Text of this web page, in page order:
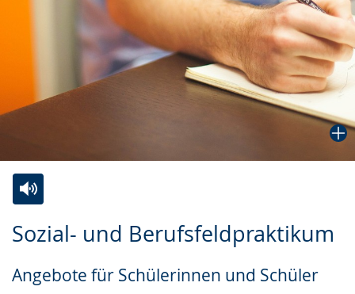
Sozial- und Berufsfeldpraktikum
Angebote für Schülerinnen und Schüler
Leichten
wechseln.
Audio-
Video
Deutscher